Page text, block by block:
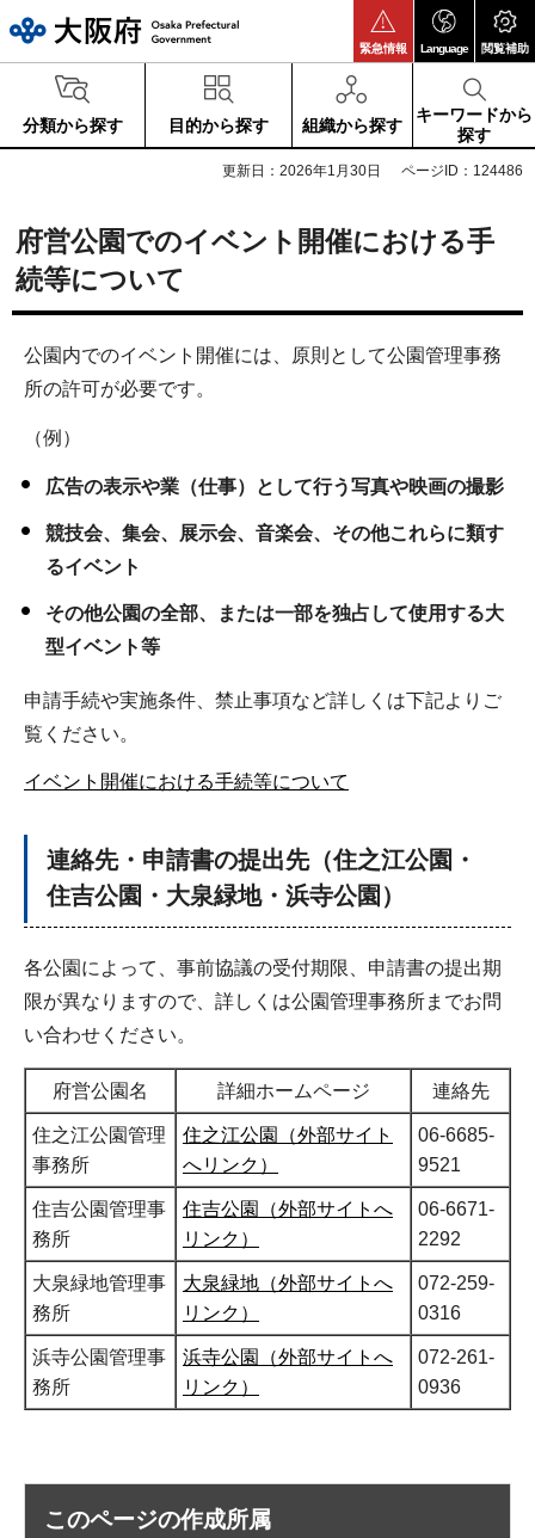
緊急情報 Language 閲覧補助
分類から探す 目的から探す 組織から探す
キーワードから
探す
更新日：2026年1月30日 ページID：124486
府営公園でのイベント開催における手
続等について
公園内でのイベント開催には、原則として公園管理事務
所の許可が必要です。
（例）
広告の表示や業（仕事）として行う写真や映画の撮影
競技会、集会、展示会、音楽会、その他これらに類す
るイベント
その他公園の全部、または一部を独占して使用する大
型イベント等
申請手続や実施条件、禁止事項など詳しくは下記よりご
覧ください。
イベント開催における手続等について
連絡先・申請書の提出先（住之江公園・
住吉公園・大泉緑地・浜寺公園）
各公園によって、事前協議の受付期限、申請書の提出期
限が異なりますので、詳しくは公園管理事務所までお問
い合わせください。
府営公園名 詳細ホームページ 連絡先
住之江公園管理
事務所
住之江公園（外部サイト
へリンク）
06-6685-
9521
住吉公園管理事
務所
住吉公園（外部サイトへ
リンク）
06-6671-
2292
大泉緑地管理事
務所
大泉緑地（外部サイトへ
リンク）
072-259-
0316
浜寺公園管理事
務所
浜寺公園（外部サイトへ
リンク）
072-261-
0936
このページの作成所属